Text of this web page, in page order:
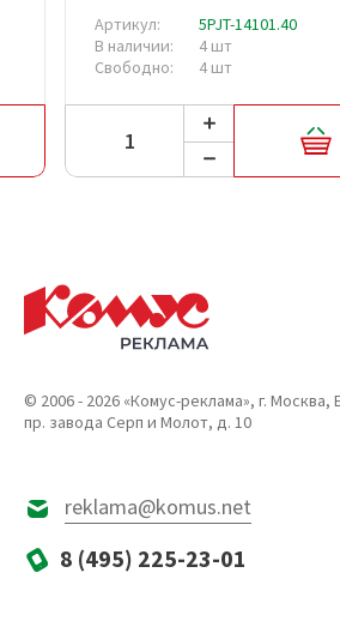
Артикул:
5PJT-14101.40
В наличии:
4 шт
Свободно:
4 шт
© 2006 - 2026 «Комус-реклама», г. Москва,
пр. завода Серп и Молот, д. 10
reklama@komus.net
8 (495) 225-23-01